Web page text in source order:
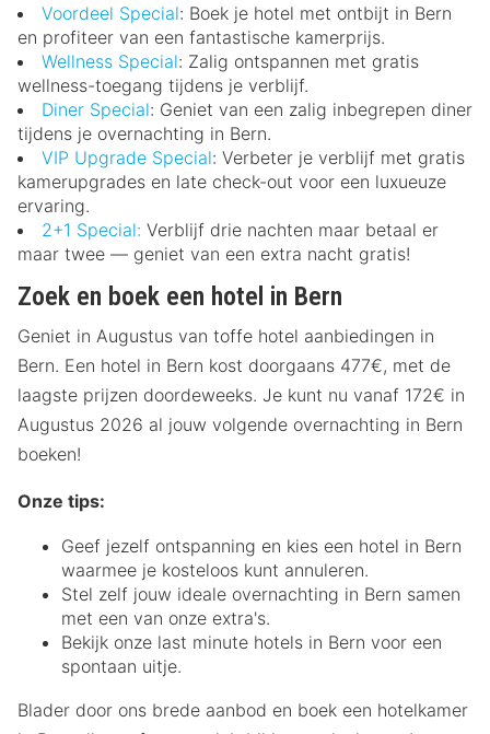
Voordeel Special: Boek je hotel met ontbijt in Bern
en profiteer van een fantastische kamerprijs.
Wellness Special: Zalig ontspannen met gratis
wellness-toegang tijdens je verblijf.
Diner Special: Geniet van een zalig inbegrepen diner
tijdens je overnachting in Bern.
VIP Upgrade Special: Verbeter je verblijf met gratis
kamerupgrades en late check-out voor een luxueuze
ervaring.
2+1 Special: Verblijf drie nachten maar betaal er
maar twee — geniet van een extra nacht gratis!
Zoek en boek een hotel in Bern
Geniet in Augustus van toffe hotel aanbiedingen in
Bern. Een hotel in Bern kost doorgaans 477€, met de
laagste prijzen doordeweeks. Je kunt nu vanaf 172€ in
Augustus 2026 al jouw volgende overnachting in Bern
boeken!
Onze tips:
Geef jezelf ontspanning en kies een hotel in Bern
waarmee je kosteloos kunt annuleren.
Stel zelf jouw ideale overnachting in Bern samen
met een van onze extra's.
Bekijk onze last minute hotels in Bern voor een
spontaan uitje.
Blader door ons brede aanbod en boek een hotelkamer